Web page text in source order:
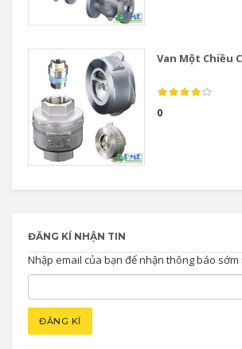
Van Một Chiều
0
ĐĂNG KÍ NHẬN TIN
Nhập email của bạn để nhận thông báo